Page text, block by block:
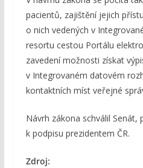
pacientů, zajištění jejich
o nich vedených v
resortu cestou Portálu
zavedení možnosti získat
v Integrovaném datovém
kontaktních míst veřejné
Návrh zákona schválil Senát,
k podpisu prezidentem ČR.
Zdroj: